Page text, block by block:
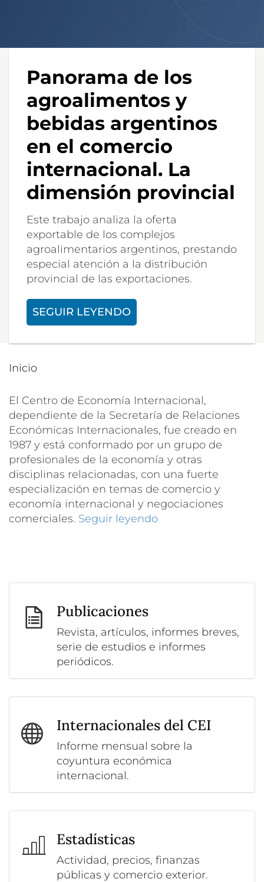
Panorama de los
agroalimentos y
bebidas argentinos
en el comercio
internacional. La
dimensión provincial
Este trabajo analiza la oferta
exportable de los complejos
agroalimentarios argentinos, prestando
especial atención a la distribución
provincial de las exportaciones.
SEGUIR LEYENDO
Inicio
El Centro de Economía Internacional,
dependiente de la Secretaría de Relaciones
Económicas Internacionales, fue creado en
1987 y está conformado por un grupo de
profesionales de la economía y otras
disciplinas relacionadas, con una fuerte
especialización en temas de comercio y
economía internacional y negociaciones
comerciales. Seguir leyendo
Publicaciones
Revista, artículos, informes breves,
serie de estudios e informes
periódicos.
Internacionales del CEI
Informe mensual sobre la
coyuntura económica
internacional.
Estadísticas
Actividad, precios, finanzas
públicas y comercio exterior.